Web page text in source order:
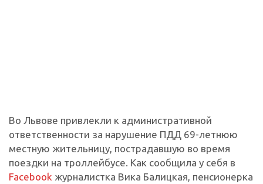
Во Львове привлекли к административной
ответственности за нарушение ПДД 69-летнюю
местную жительницу, пострадавшую во время
поездки на троллейбусе. Как сообщила у себя в
Facebook журналистка Вика Балицкая, пенсионерка